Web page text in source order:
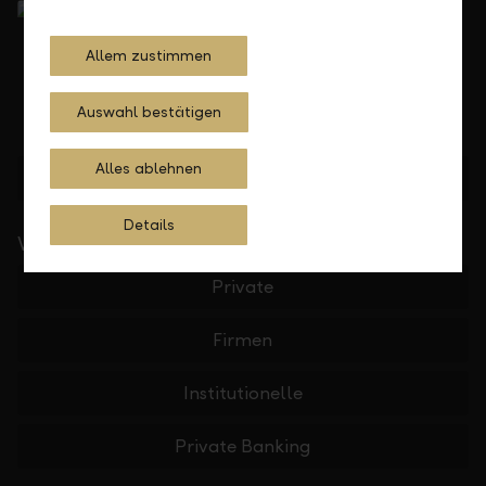
Standorte finden
Wichtige Links
Private
Firmen
Institutionelle
Private Banking
Allem zustimmen
Auswahl bestätigen
Alles ablehnen
Details